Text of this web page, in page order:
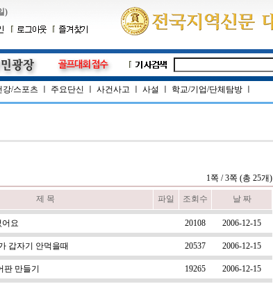
)
강/스포츠 주요단신 사건사고 사설 학교/기업/단체탐방
1쪽 / 3쪽 (총 25개)
제 목 파일 조회수 날 짜
어요 20108 2006-12-15
갑자기 안먹을때 20537 2006-12-15
만들기 19265 2006-12-15